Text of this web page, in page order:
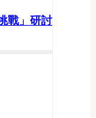
戰」研討